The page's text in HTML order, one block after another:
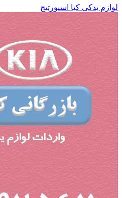
لوازم یدکی کیا اسپورتیج